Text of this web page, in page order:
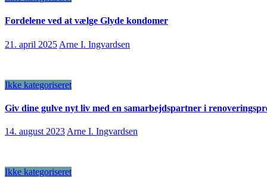
Fordelene ved at vælge Glyde kondomer
21. april 2025 Arne I. Ingvardsen
Ikke kategoriseret
Giv dine gulve nyt liv med en samarbejdspartner i
14. august 2023 Arne I. Ingvardsen
Ikke kategoriseret